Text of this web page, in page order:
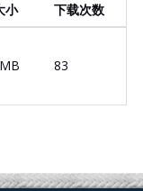
小 下载次数
83